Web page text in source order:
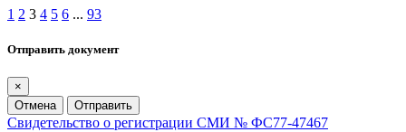
1 2 3 4 5 6 ... 93
Отправить документ
×
Отмена
Отправить
Свидетельство о регистрации СМИ № ФС77-47467